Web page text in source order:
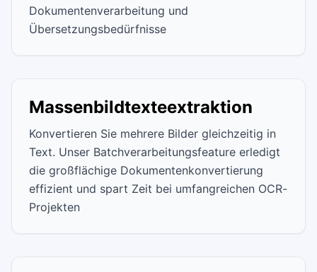
Dokumentenverarbeitung und
Übersetzungsbedürfnisse
Massenbildtexteextraktion
Konvertieren Sie mehrere Bilder gleichzeitig in
Text. Unser Batchverarbeitungsfeature erledigt
die großflächige Dokumentenkonvertierung
effizient und spart Zeit bei umfangreichen OCR-
Projekten